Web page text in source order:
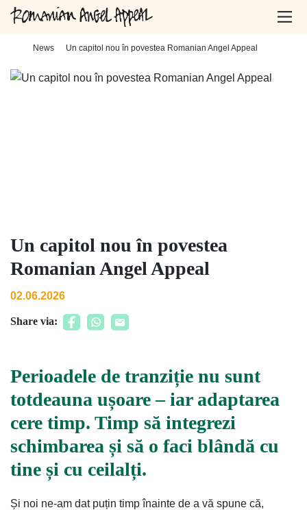
News Un capitol nou în povestea Romanian Angel Appeal
Un capitol nou în povestea
Romanian Angel Appeal
02.06.2026
Share via:
Perioadele de tranziție nu sunt
totdeauna ușoare – iar adaptarea
cere timp. Timp să integrezi
schimbarea și să o faci blândă cu
tine și cu ceilalți.
Și noi ne-am dat puțin timp înainte de a vă spune că,